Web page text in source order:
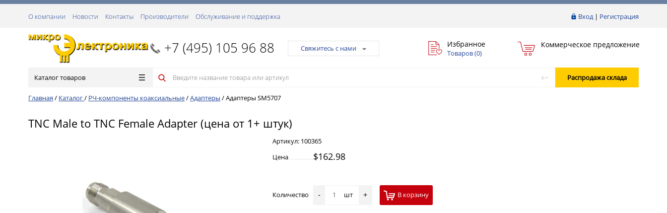
Вход| Регистрация
О компании Новости Контакты Производители Обслуживание и поддержка
+7 (495) 105 96 88 Свяжитесь с нами Избранное
Товаров (0)
Коммерческое предложение
Каталог товаров Распродажа склада
Главная / Каталог/ РЧ-компоненты коаксиальные/Адаптеры /Адаптеры SM5707
TNC Male to TNC Female Adapter (цена от 1+ штук)
Артикул: 100365
Цена
$162.98
Количество - шт + В корзину